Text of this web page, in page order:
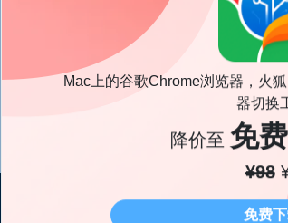
Mac上的谷歌Chrome浏览器，火
器切换
降价至 免
¥98
免费
相关